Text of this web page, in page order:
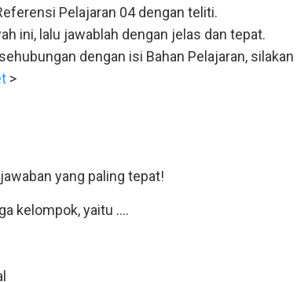
Pelajaran 04 dengan teliti.
ini, lalu jawablah dengan jelas dan tepat.
dengan isi Bahan Pelajaran, silakan
>
yang paling tepat!
kelompok, yaitu ....